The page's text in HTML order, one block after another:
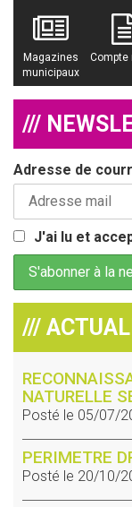
Magazines
municipaux
Compte
///
Adresse de
J'ai lu et
///
NATURELLE
Posté le 05/07/
PERIMETRE
Posté le 20/10/